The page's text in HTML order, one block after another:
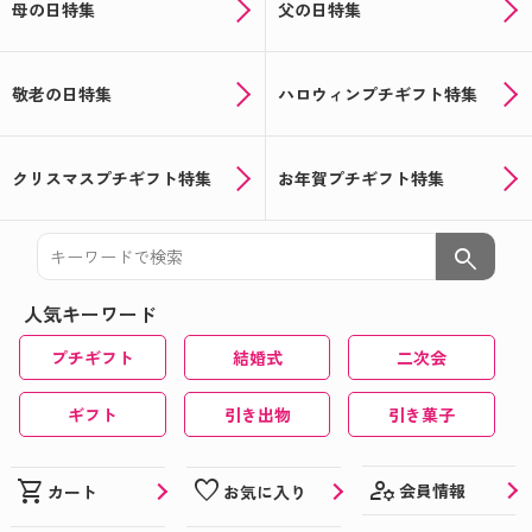
母の日特集 父の日特集
敬老の日特集 ハロウィンプチギフト特集
クリスマスプチギフト特集 お年賀プチギフト特集
search
人気キーワード
プチギフト 結婚式 二次会
ギフト 引き出物 引き菓子
shopping_cart カート favorite お気に入り manage_accounts 会員情報